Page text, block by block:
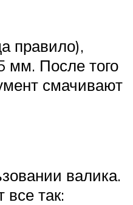
правило),
мм. После того
смачивают
валика.
все так: